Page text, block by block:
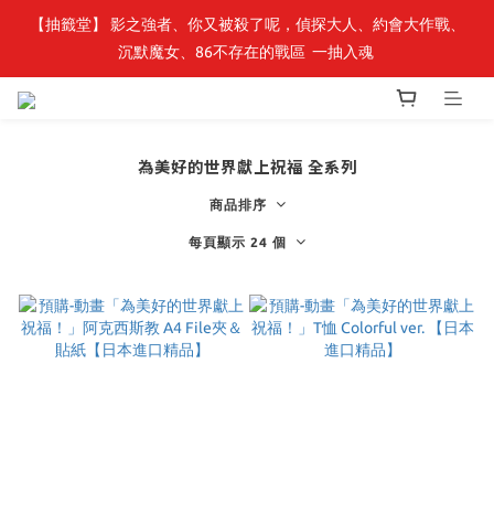
最新開賣🔥「全知讀者視角」 周邊商品
【抽籤堂】 影之強者、你又被殺了呢，偵探大人、約會大作戰、
沉默魔女、86不存在的戰區  一抽入魂
為美好的世界獻上祝福 全系列
商品排序
每頁顯示 24 個